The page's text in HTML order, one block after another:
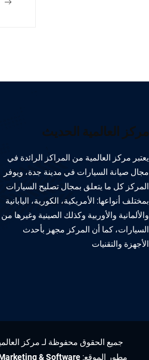
مركز العالمية الحديث
يعتبر مركز العالمية من المراكز الرائدة في
مجال صيانة السيارات في مدينة جدة، ويوفر
المركز كل ما يتعلق بمجال تصليح السيارات
بمختلف أنواعها: الأمريكية، الكورية، اليابانية
والألمانية والأوربية وكذلك الصينية وغيرها من
السيارات، كما أن المركز مجهز بأحدث
الأجهزة والتقنيات
جميع الحقوق محفوظة لـ مركز
مطور الموقع:& Software